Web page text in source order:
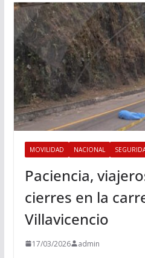
MOVILIDAD NACIONAL
Paciencia,
cierres en la
Villavicencio
17/03/2026 admin